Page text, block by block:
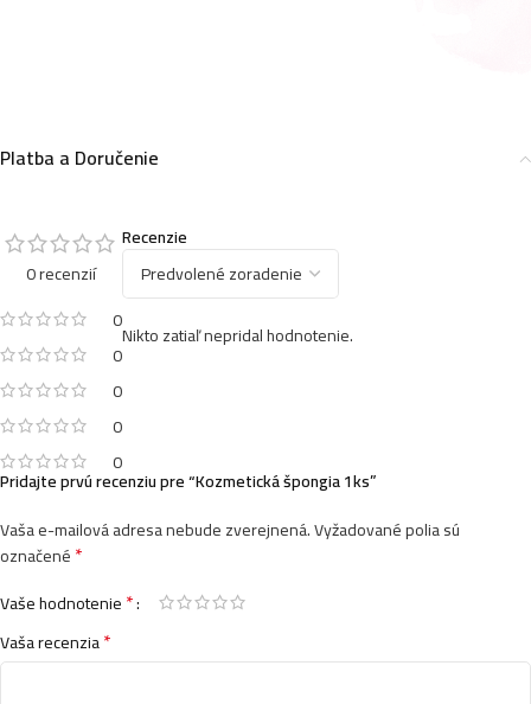
Platba a Doručenie
0 recenzií
0
0
0
0
0
Recenzie
Nikto zatiaľ nepridal hodnotenie.
Pridajte prvú recenziu pre “Kozmetická špongia 1ks”
Vaša e-mailová adresa nebude zverejnená.Vyžadované polia sú
označené*
Vaše hodnotenie*
Vaša recenzia*